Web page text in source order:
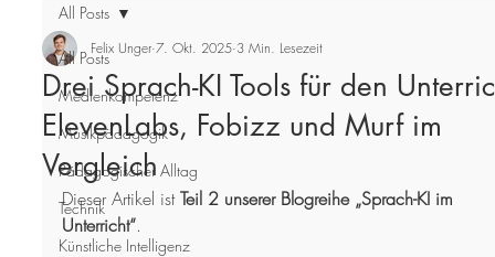
All Posts
Medienkompetenz
Musikpädagogik
Pädagogischer Alltag
Technik
Künstliche Intelligenz
All Posts
Drei Sprach-KI Tools für den
ElevenLabs, Fobizz und Murf im
Vergleich
Felix Unger 7. Okt. 2025 3 Min. Lesezeit
Dieser Artikel ist Teil 2 unserer Blogreihe „Sprach-KI im
Unterricht“.